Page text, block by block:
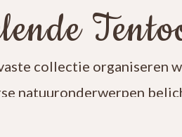
collectie organiseren
natuuronderwerpen